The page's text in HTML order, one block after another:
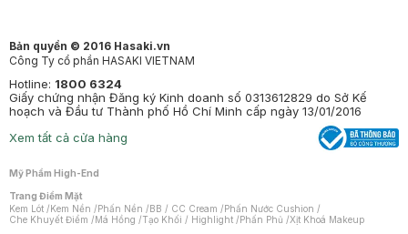
Bản quyền © 2016 Hasaki.vn
Công Ty cổ phần HASAKI VIETNAM
Hotline: 1800 6324
Giấy chứng nhận Đăng ký Kinh doanh số 0313612829 do Sở Kế
hoạch và Đầu tư Thành phố Hồ Chí Minh cấp ngày 13/01/2016
Xem tất cả cửa hàng
Mỹ Phẩm High-End
Trang Điểm Mặt
Kem Lót /Kem Nền /Phấn Nền /BB / CC Cream /Phấn Nước Cushion /
Che Khuyết Điểm /Má Hồng /Tạo Khối / Highlight /Phấn Phủ /Xịt Khoá Makeup